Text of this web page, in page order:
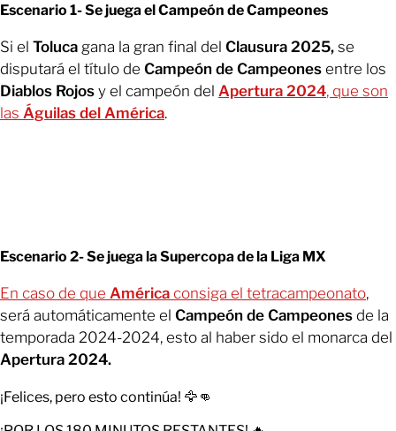
Escenario 1- Se juega el Campeón de Campeones
Si el Toluca gana la gran final del Clausura 2025, se
disputará el título de Campeón de Campeones entre los
Diablos Rojos y el campeón del Apertura 2024, que son
las Águilas del América.
Escenario 2- Se juega la Supercopa de la Liga MX
En caso de que América consiga el tetracampeonato,
será automáticamente el Campeón de Campeones de la
temporada 2024-2024, esto al haber sido el monarca del
Apertura 2024.
¡Felices, pero esto continúa! 🦅👊